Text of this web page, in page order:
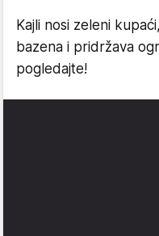
Kajli nosi zeleni
bazena i pridržava
pogledajte!